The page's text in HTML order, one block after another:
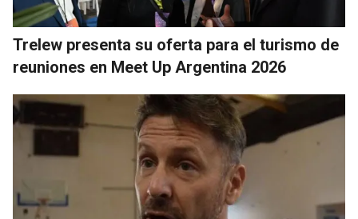
Trelew presenta su oferta para el turismo de
reuniones en Meet Up Argentina 2026